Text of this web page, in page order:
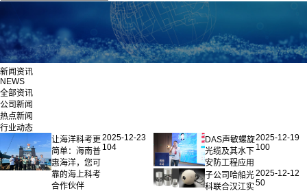
新闻资讯
NEWS
全部资讯
公司新闻
热点新闻
行业动态
让海洋科考更
简单：海南普
惠海洋，您可
靠的海上科考
合作伙伴
2025-12-23
104
DAS声敏螺旋
光缆及其水下
安防工程应用
2025-12-19
100
子公司哈船光
科联合汉江实
2025-12-12
50